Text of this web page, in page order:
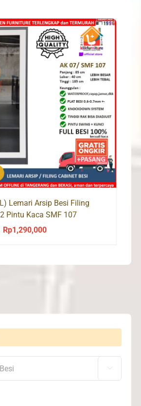
Rp2,300,000. Rp1,460,000.
Lemari Arsip Besi Filing
Pintu Kaca SMF 107
Original
Rp1,290,000Current
